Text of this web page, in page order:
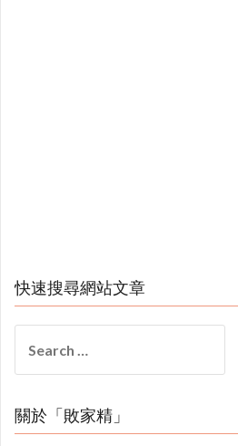
快速搜尋網站文章
for:
關於「敗家精」